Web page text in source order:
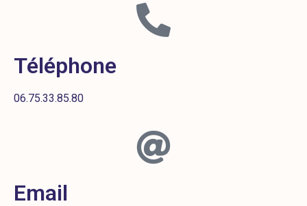
Téléphone
06.75.33.85.80
Email